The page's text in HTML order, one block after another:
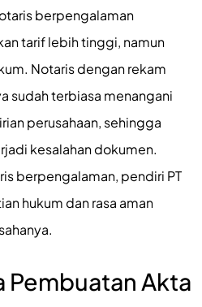
berpengalaman
tarif lebih tinggi, namun
Notaris dengan rekam
sudah terbiasa menangani
perusahaan, sehingga
kesalahan dokumen.
berpengalaman, pendiri PT
hukum dan rasa aman
Pembuatan Akta